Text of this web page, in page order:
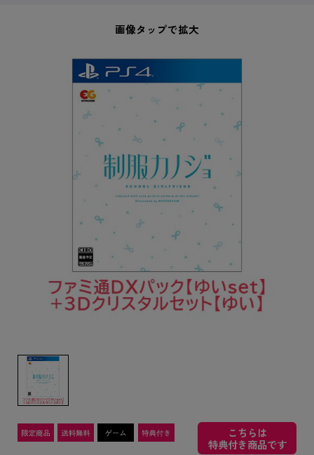
画像タップで拡大
こちらは
特典付き商品です